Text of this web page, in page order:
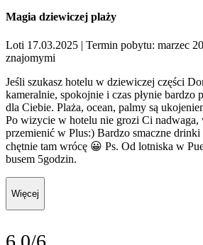
Magia dziewiczej plaży
Loti 17.03.2025 | Termin pobytu: marzec
znajomymi
Jeśli szukasz hotelu w dziewiczej części
kameralnie, spokojnie i czas płynie bardzo
dla Ciebie. Plaża, ocean, palmy są
Po wizycie w hotelu nie grozi Ci nadwaga,
przemienić w Plus:) Bardzo smaczne
chętnie tam wrócę 😀 Ps. Od lotniska w
busem 5godzin.
Więcej